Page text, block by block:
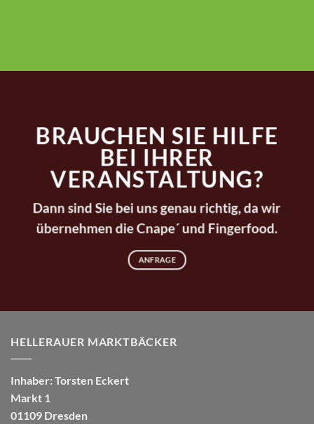
BRAUCHEN SIE HILFE
BEI IHRER
VERANSTALTUNG?
Dann sind Sie bei uns genau richtig, da wir
übernehmen die Cnape´ und Fingerfood.
ANFRAGE
HELLERAUER MARKTBÄCKER
Inhaber: Torsten Eckert
Markt 1
01109 Dresden